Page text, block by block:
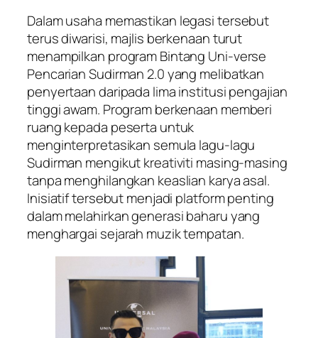
Dalam usaha memastikan legasi tersebut
terus diwarisi, majlis berkenaan turut
menampilkan program Bintang Uni-verse
Pencarian Sudirman 2.0 yang melibatkan
penyertaan daripada lima institusi pengajian
tinggi awam. Program berkenaan memberi
ruang kepada peserta untuk
menginterpretasikan semula lagu-lagu
Sudirman mengikut kreativiti masing-masing
tanpa menghilangkan keaslian karya asal.
Inisiatif tersebut menjadi platform penting
dalam melahirkan generasi baharu yang
menghargai sejarah muzik tempatan.